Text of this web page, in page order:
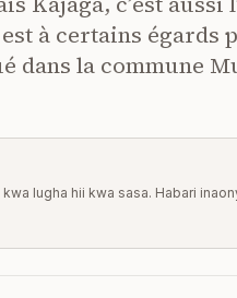
à certains égards
dans la commune
lugha hii kwa sasa. Habari